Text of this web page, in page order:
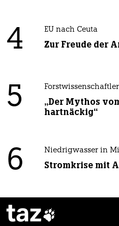
4 EU nach Ceuta
Zur Freude der
5
„Der Mythos
hartnäckig“
6 Niedrigwasser in
Stromkrise mit
taz